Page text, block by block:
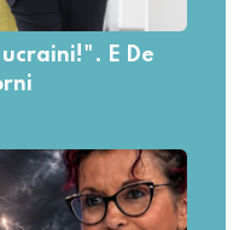
E De